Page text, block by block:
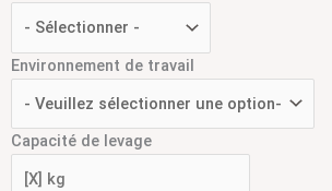
Environnement de travail
Capacité de levage